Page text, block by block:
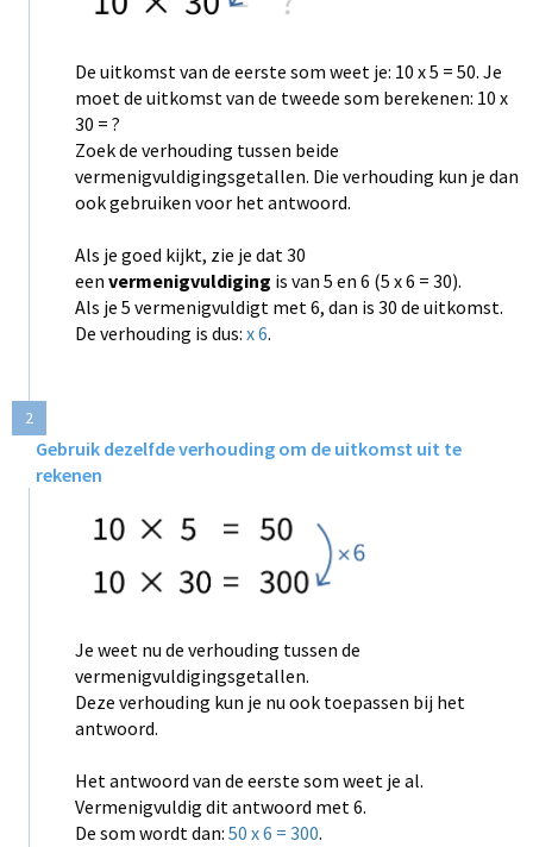
De uitkomst van de eerste som weet je: 10 x 5 = 50. Je
moet de uitkomst van de tweede som berekenen: 10 x
30 = ?
Zoek de verhouding tussen beide
vermenigvuldigingsgetallen. Die verhouding kun je dan
ook gebruiken voor het antwoord.
Als je goed kijkt, zie je dat 30
een vermenigvuldiging is van 5 en 6 (5 x 6 = 30).
Als je 5 vermenigvuldigt met 6, dan is 30 de uitkomst.
De verhouding is dus: x 6.
2
Gebruik dezelfde verhouding om de uitkomst uit te
rekenen
Je weet nu de verhouding tussen de
vermenigvuldigingsgetallen.
Deze verhouding kun je nu ook toepassen bij het
antwoord.
Het antwoord van de eerste som weet je al.
Vermenigvuldig dit antwoord met 6.
De som wordt dan: 50 x 6 = 300.